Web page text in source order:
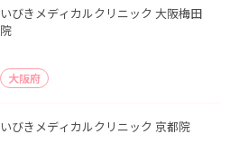
いびきメディカルクリニック 大阪梅田
院
大阪府
いびきメディカルクリニック 京都院